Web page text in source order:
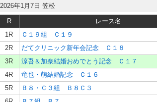
2026年1月7日 笠松
R
レース名
1R
Ｃ１９組 Ｃ１９
2R
だてクリニック新年会記念 Ｃ１８
3R
涼吾＆加奈結婚おめでとう記念 Ｃ１７
4R
竜也・萌結婚記念 Ｃ１６
5R
Ｂ８・Ｃ３組 Ｂ８Ｃ３